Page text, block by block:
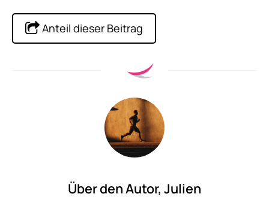
Anteil dieser Beitrag
Über den Autor, Julien